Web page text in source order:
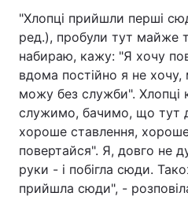
"Хлопці прийшли перші
ред.), пробули тут майже
набираю, кажу: "Я хочу
вдома постійно я не
можу без служби". Хлопці
служимо, бачимо, що тут
хороше ставлення,
повертайся". Я, довго не
руки - і побігла сюди.
прийшла сюди", -